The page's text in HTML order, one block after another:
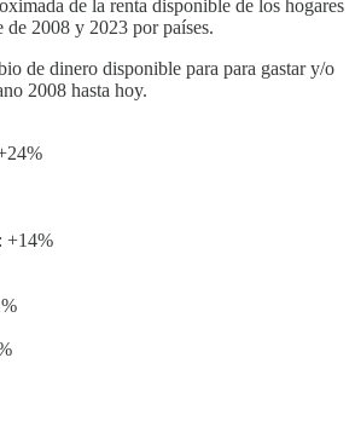
de la renta disponible de los hogares
de 2008 y 2023 por países.
de dinero disponible para para gastar y/o
2008 hasta hoy.
+14%